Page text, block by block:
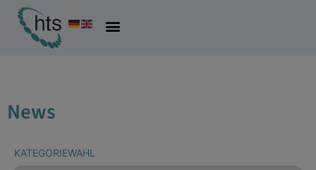
News
KATEGORIEWAHL